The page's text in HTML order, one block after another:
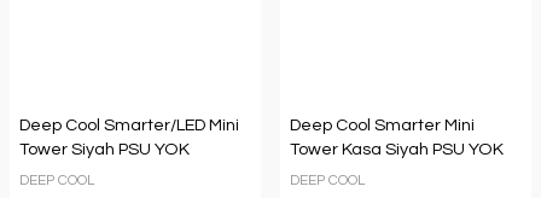
Deep Cool Smarter/LED Mini
Tower Siyah PSU YOK
DEEP COOL
Deep Cool Smarter Mini
Tower Kasa Siyah PSU YOK
DEEP COOL